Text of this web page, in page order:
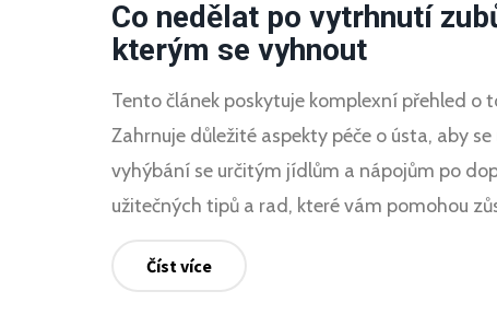
Co nedělat po vytrhnutí
kterým se vyhnout
Tento článek poskytuje komplexní přehled
Zahrnuje důležité aspekty péče o ústa, aby
vyhýbání se určitým jídlům a nápojům po
užitečných tipů a rad, které vám pomohou
Číst více